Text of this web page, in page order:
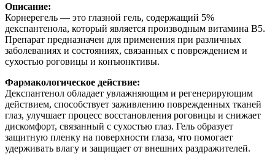
Описание:
Корнерегель — это глазной гель, содержащий 5%
декспантенола, который является производным витамина B5.
Препарат предназначен для применения при различных
заболеваниях и состояниях, связанных с повреждением и
сухостью роговицы и конъюнктивы.
Фармакологическое действие:
Декспантенол обладает увлажняющим и регенерирующим
действием, способствует заживлению поврежденных тканей
глаз, улучшает процесс восстановления роговицы и снижает
дискомфорт, связанный с сухостью глаз. Гель образует
защитную пленку на поверхности глаза, что помогает
удерживать влагу и защищает от внешних раздражителей.